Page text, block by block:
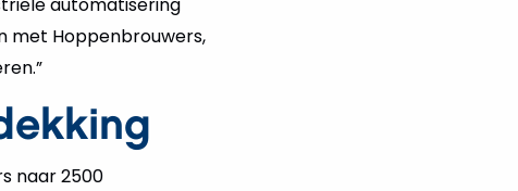
automatisering
met Hoppenbrouwers,
naar 2500